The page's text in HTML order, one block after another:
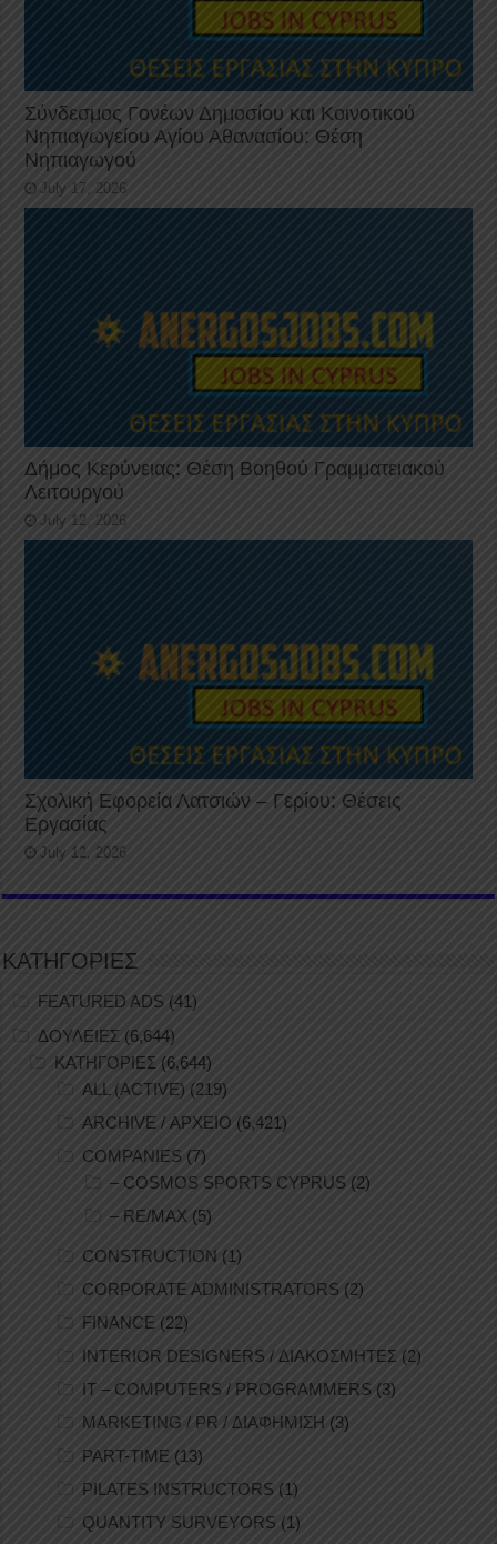
Σύνδεσμος Γονέων Δημοσίου και Κοινοτικού
Νηπιαγωγείου Αγίου Αθανασίου: Θέση
Νηπιαγωγού
July 17, 2026
Δήμος Κερύνειας: Θέση Βοηθού Γραμματειακού
Λειτουργού
July 12, 2026
Σχολική Εφορεία Λατσιών – Γερίου: Θέσεις
Εργασίας
July 12, 2026
ΚΑΤΗΓΟΡΙΕΣ
FEATURED ADS (41)
ΔΟΥΛΕΙΕΣ (6,644)
ΚΑΤΗΓΟΡΙΕΣ (6,644)
ALL (ACTIVE) (219)
ARCHIVE / ΑΡΧΕΙΟ (6,421)
COMPANIES (7)
– COSMOS SPORTS CYPRUS (2)
– RE/MAX (5)
CONSTRUCTION (1)
CORPORATE ADMINISTRATORS (2)
FINANCE (22)
INTERIOR DESIGNERS / ΔΙΑΚΟΣΜΗΤΕΣ (2)
IT – COMPUTERS / PROGRAMMERS (3)
MARKETING / PR / ΔΙΑΦΗΜΙΣΗ (3)
PART-TIME (13)
PILATES INSTRUCTORS (1)
QUANTITY SURVEYORS (1)